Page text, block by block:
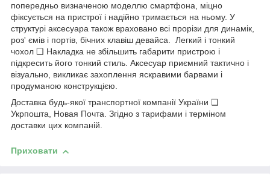
попередньо визначеною моделлю смартфона, міцно
фіксується на пристрої і надійно тримається на ньому. У
структурі аксесуара також враховано всі прорізи для динамік,
роз' ємів і портів, бічних клавіш девайса. Легкий і тонкий
чохол ❑ Накладка не збільшить габарити пристрою і
підкресить його тонкий стиль. Аксесуар приємний тактично і
візуально, викликає захоплення яскравими барвами і
продуманою конструкцією.
Доставка будь-якої транспортної компанії України ❏
Укрпошта, Новая Почта. Згідно з тарифами і терміном
доставки цих компаній.
Приховати